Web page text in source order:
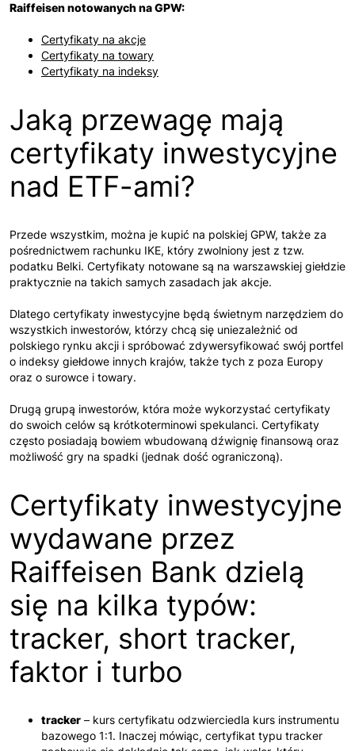
Raiffeisen notowanych na GPW:
Certyfikaty na akcje
Certyfikaty na towary
Certyfikaty na indeksy
Jaką przewagę mają
certyfikaty inwestycyjne
nad ETF-ami?
Przede wszystkim, można je kupić na polskiej GPW, także za
pośrednictwem rachunku IKE, który zwolniony jest z tzw.
podatku Belki. Certyfikaty notowane są na warszawskiej giełdzie
praktycznie na takich samych zasadach jak akcje.
Dlatego certyfikaty inwestycyjne będą świetnym narzędziem do
wszystkich inwestorów, którzy chcą się uniezależnić od
polskiego rynku akcji i spróbować zdywersyfikować swój portfel
o indeksy giełdowe innych krajów, także tych z poza Europy
oraz o surowce i towary.
Drugą grupą inwestorów, która może wykorzystać certyfikaty
do swoich celów są krótkoterminowi spekulanci. Certyfikaty
często posiadają bowiem wbudowaną dźwignię finansową oraz
możliwość gry na spadki (jednak dość ograniczoną).
Certyfikaty inwestycyjne
wydawane przez
Raiffeisen Bank dzielą
się na kilka typów:
tracker, short tracker,
faktor i turbo
tracker – kurs certyfikatu odzwierciedla kurs instrumentu
bazowego 1:1. Inaczej mówiąc, certyfikat typu tracker